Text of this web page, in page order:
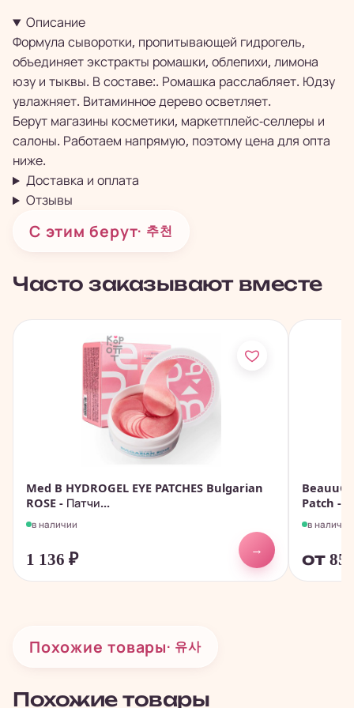
Описание
Формула сыворотки, пропитывающей гидрогель,
объединяет экстракты ромашки, облепихи, лимона
юзу и тыквы. В составе:. Ромашка расслабляет. Юдзу
увлажняет. Витаминное дерево осветляет.
Берут магазины косметики, маркетплейс-селлеры и
салоны. Работаем напрямую, поэтому цена для опта
ниже.
Доставка и оплата
Отзывы
С этим берут· 추천
Часто заказывают вместе
Med B HYDROGEL EYE PATCHES Bulgarian
ROSE - Патчи...
в наличии
1 136 ₽
→
Patch -...
в наличии
от
Похожие товары· 유사
Похожие товары